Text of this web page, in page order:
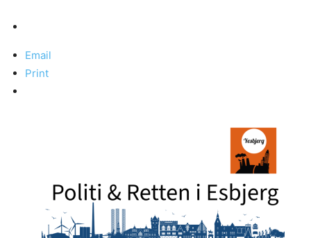
Email
Print